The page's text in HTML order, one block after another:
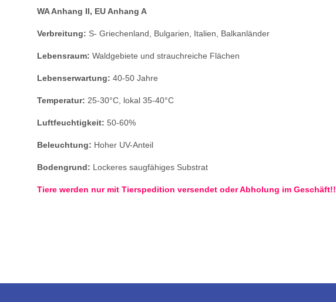
WA Anhang II, EU Anhang A
Verbreitung: S- Griechenland, Bulgarien, Italien, Balkanländer
Lebensraum: Waldgebiete und strauchreiche Flächen
Lebenserwartung: 40-50 Jahre
Temperatur: 25-30°C, lokal 35-40°C
Luftfeuchtigkeit: 50-60%
Beleuchtung: Hoher UV-Anteil
Bodengrund: Lockeres saugfähiges Substrat
Tiere werden nur mit Tierspedition versendet oder Abholung im Geschäft!!